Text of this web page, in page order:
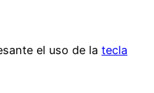
el uso de la tecla